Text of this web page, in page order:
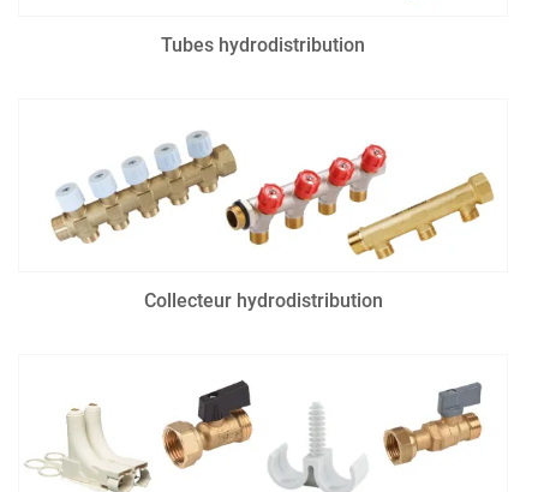
Tubes hydrodistribution
Collecteur hydrodistribution